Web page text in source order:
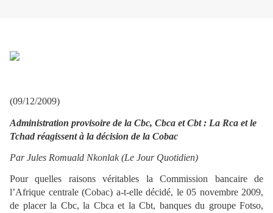
(09/12/2009)
Administration provisoire de la Cbc, Cbca et Cbt : La Rca et le
Tchad réagissent à la décision de la Cobac
Par Jules Romuald Nkonlak (Le Jour Quotidien)
Pour quelles raisons véritables la Commission bancaire de
l’Afrique centrale (Cobac) a-t-elle décidé, le 05 novembre 2009,
de placer la Cbc, la Cbca et la Cbt, banques du groupe Fotso,